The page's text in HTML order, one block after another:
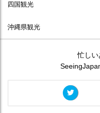
四国観光
沖縄県観光
忙しい